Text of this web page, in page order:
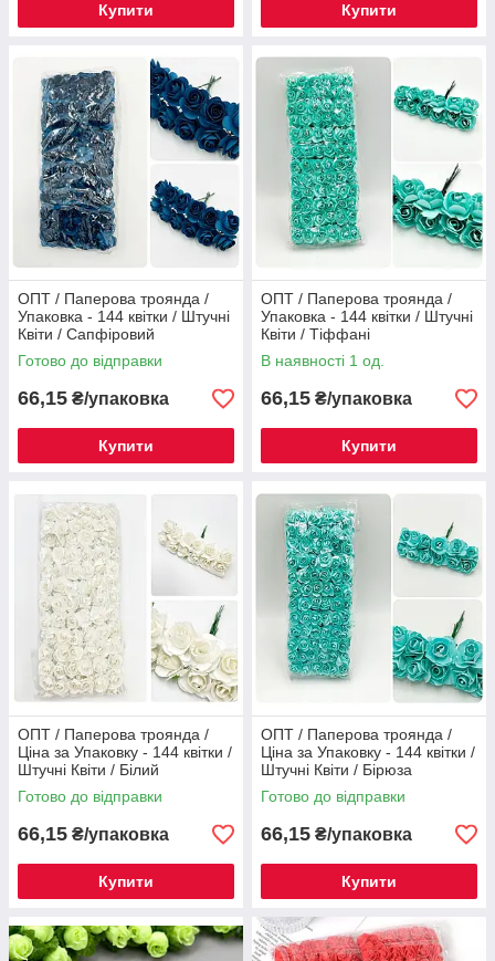
Купити Купити
ОПТ / Паперова троянда /
Упаковка - 144 квітки / Штучні
Квіти / Сапфіровий
Готово до відправки
66,15 ₴/упаковка
Купити
ОПТ / Паперова троянда /
Упаковка - 144 квітки / Штучні
Квіти / Тіффані
В наявності 1 од.
66,15 ₴/упаковка
Купити
ОПТ / Паперова троянда /
Ціна за Упаковку - 144 квітки /
Штучні Квіти / Білий
Готово до відправки
66,15 ₴/упаковка
Купити
ОПТ / Паперова троянда /
Ціна за Упаковку - 144 квітки /
Штучні Квіти / Бірюза
Готово до відправки
66,15 ₴/упаковка
Купити